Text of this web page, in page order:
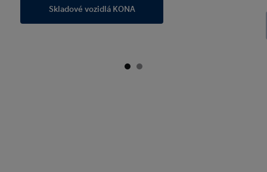
Skladové vozidlá KONA